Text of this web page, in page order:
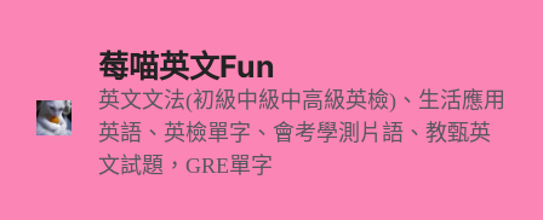
莓喵英文Fun
英文文法(初級中級中高級英檢)、生活應用
英語、英檢單字、會考學測片語、教甄英
文試題，GRE單字